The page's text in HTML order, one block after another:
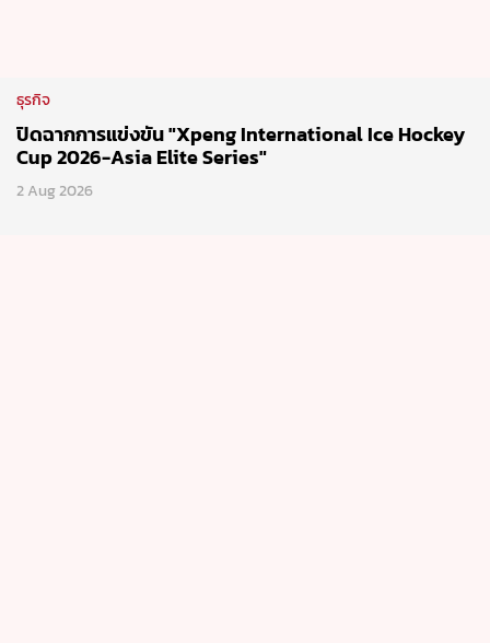
ธุรกิจ
ปิดฉากการแข่งขัน "Xpeng International Ice Hockey
Cup 2026-Asia Elite Series"
2 Aug 2026